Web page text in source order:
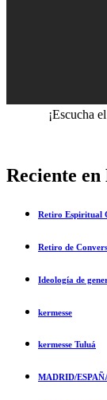
¡Escucha
Reciente
Retiro Espiritual
Retiro de
Ideología de
kermesse
kermesse Tuluá
MADRID/